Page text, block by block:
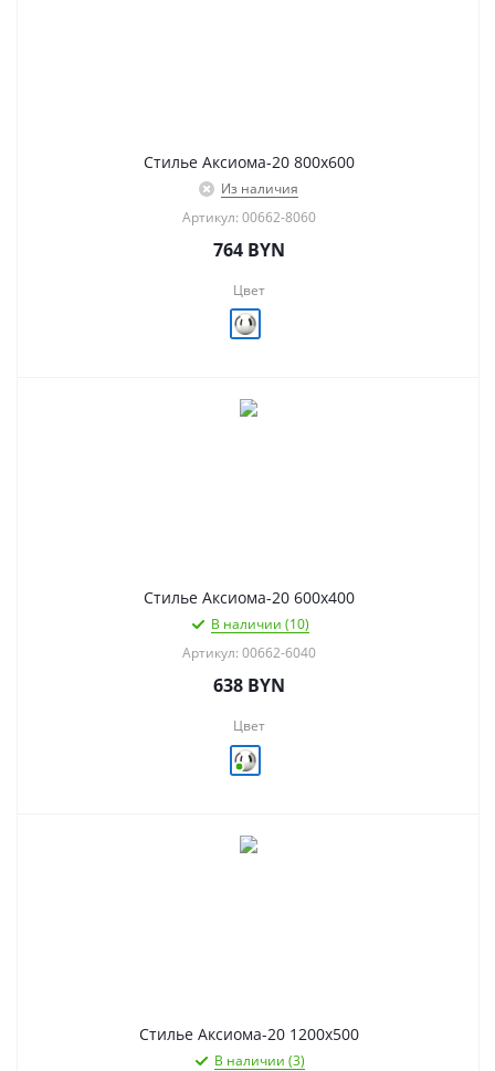
Стилье Аксиома-20 800х600
Из наличия
Артикул: 00662-8060
764BYN
Цвет
Стилье Аксиома-20 600х400
В наличии (10)
Артикул: 00662-6040
638BYN
Цвет
Стилье Аксиома-20 1200х500
В наличии (3)